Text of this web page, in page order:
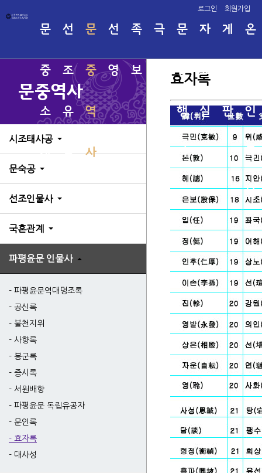
로그인 회원가입
문
중
소
개
한결
선
조
유
적
문
중
역
사
시
고
소서
태
용
장
2세
3세
4세
선
영
족
보
극 문
중
행
사
자
료
실
인명
족보
게
판
온
인
족
보
문중역사
시조태사공
문숙공
선조인물사
국혼관계
파평윤문 인물사
파평윤문역대명조록
공신록
불천지위
사향록
봉군록
증시록
서원배향
파평윤문 독립유공자
문인록
효자록
대사성
효자록